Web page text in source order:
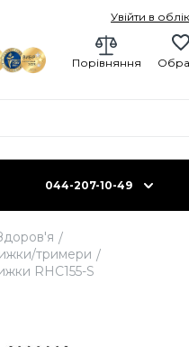
Увійти в
Порівняння
044-207-10-49
тримери
RHC155-S